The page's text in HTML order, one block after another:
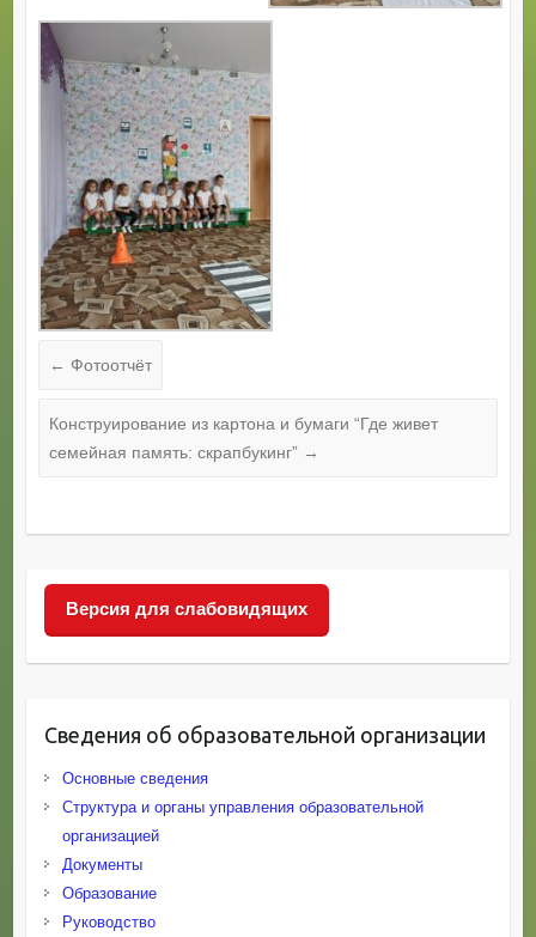
← Фотоотчёт
Конструирование из картона и бумаги “Где живет
семейная память: скрапбукинг” →
Версия для слабовидящих
Сведения об образовательной организации
Основные сведения
Структура и органы управления образовательной
организацией
Документы
Образование
Руководство